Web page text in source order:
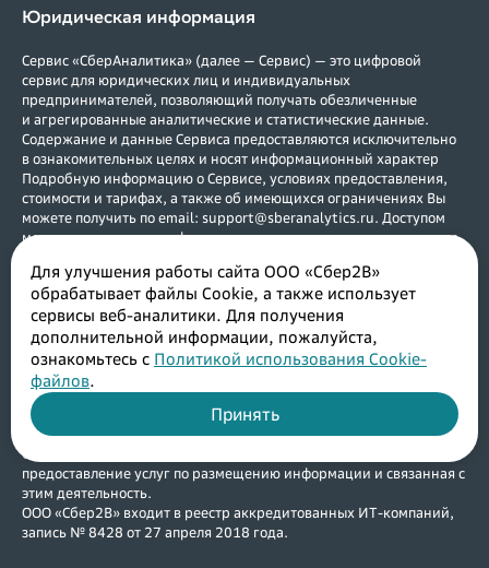
Юридическая информация
Сервис «СберАналитика» (далее — Сервис) — это цифровой
сервис для юридических лиц и индивидуальных
предпринимателей, позволяющий получать обезличенные
и агрегированные аналитические и статистические данные.
Содержание и данные Сервиса предоставляются исключительно
в ознакомительных целях и носят информационный характер
Подробную информацию о Сервисе, условиях предоставления,
стоимости и тарифах, а также об имеющихся ограничениях Вы
можете получить по email: support@sberanalytics.ru. Доступом
могут воспользоваться физические и юридические лица, а также
Российской Федерации. Услуги предоставляются в соответствии с
договором. Возрастное ограничение (0+).
Исключительное право на Сервис принадлежит ООО «Сбер2В»
(ИНН 7730241227, ОГРН 1187746098583). ООО «Сбер2В»
оставляет за собой право в любое время без специального
уведомления изменять, удалять, дополнять функционал, а также
приостанавливать предоставление доступа к Сервису по
техническим и иным причинам, препятствующим
функционированию Сервиса, на время устранения таких причин.
Основной код ОКВЭД: 63.11 Деятельность по обработке данных,
предоставление услуг по размещению информации и связанная с
этим деятельность.
ООО «Сбер2В» входит в реестр аккредитованных ИТ-компаний,
запись № 8428 от 27 апреля 2018 года.
Для улучшения работы сайта ООО «Сбер2В»
обрабатывает файлы Cookie, а также использует
сервисы веб-аналитики. Для получения
дополнительной информации, пожалуйста,
ознакомьтесь с Политикой использования Cookie-
файлов.
Принять